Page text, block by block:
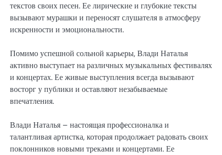
текстов своих песен. Ее лирические и глубокие тексты
вызывают мурашки и переносят слушателя в атмосферу
искренности и эмоциональности.
Помимо успешной сольной карьеры, Влади Наталья
активно выступает на различных музыкальных фестивалях
и концертах. Ее живые выступления всегда вызывают
восторг у публики и оставляют незабываемые
впечатления.
Влади Наталья – настоящая профессионалка и
талантливая артистка, которая продолжает радовать своих
поклонников новыми треками и концертами. Ее